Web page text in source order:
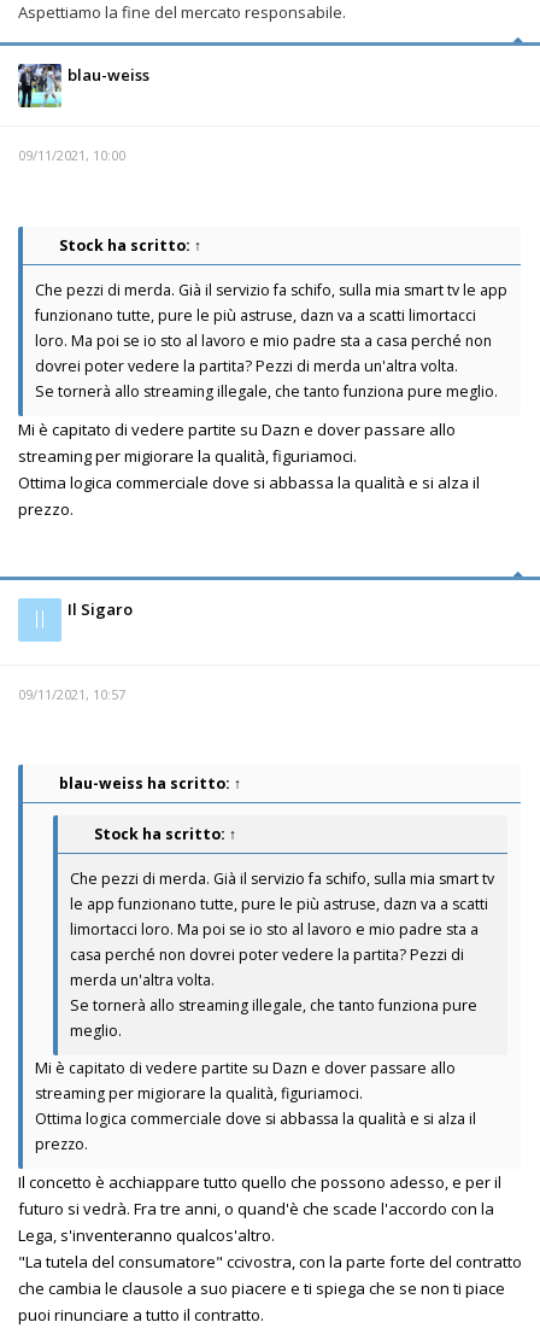
Aspettiamo la fine del mercato responsabile.
blau-weiss
09/11/2021, 10:00
Stock ha scritto: ↑
Che pezzi di merda. Già il servizio fa schifo, sulla mia smart tv le app
funzionano tutte, pure le più astruse, dazn va a scatti limortacci
loro. Ma poi se io sto al lavoro e mio padre sta a casa perché non
dovrei poter vedere la partita? Pezzi di merda un'altra volta.
Se tornerà allo streaming illegale, che tanto funziona pure meglio.
Mi è capitato di vedere partite su Dazn e dover passare allo
streaming per migiorare la qualità, figuriamoci.
Ottima logica commerciale dove si abbassa la qualità e si alza il
prezzo.
Il Il Sigaro
09/11/2021, 10:57
blau-weiss ha scritto: ↑
Stock ha scritto: ↑
Che pezzi di merda. Già il servizio fa schifo, sulla mia smart tv
le app funzionano tutte, pure le più astruse, dazn va a scatti
limortacci loro. Ma poi se io sto al lavoro e mio padre sta a
casa perché non dovrei poter vedere la partita? Pezzi di
merda un'altra volta.
Se tornerà allo streaming illegale, che tanto funziona pure
meglio.
Mi è capitato di vedere partite su Dazn e dover passare allo
streaming per migiorare la qualità, figuriamoci.
Ottima logica commerciale dove si abbassa la qualità e si alza il
prezzo.
Il concetto è acchiappare tutto quello che possono adesso, e per il
futuro si vedrà. Fra tre anni, o quand'è che scade l'accordo con la
Lega, s'inventeranno qualcos'altro.
"La tutela del consumatore" ccivostra, con la parte forte del contratto
che cambia le clausole a suo piacere e ti spiega che se non ti piace
puoi rinunciare a tutto il contratto.